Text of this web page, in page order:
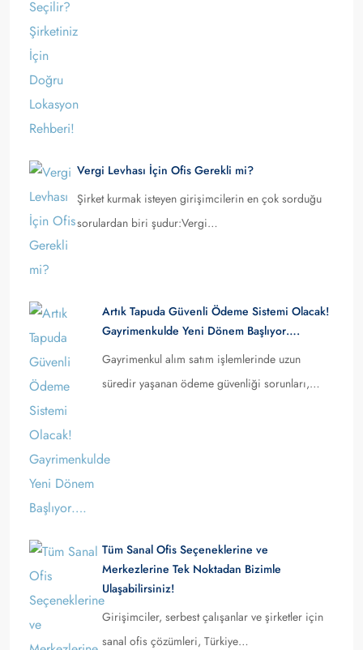
Vergi Levhası İçin Ofis Gerekli mi?
Şirket kurmak isteyen girişimcilerin en çok sorduğu
sorulardan biri şudur:Vergi…
Artık Tapuda Güvenli Ödeme Sistemi Olacak!
Gayrimenkulde Yeni Dönem Başlıyor….
Gayrimenkul alım satım işlemlerinde uzun
süredir yaşanan ödeme güvenliği sorunları,…
Tüm Sanal Ofis Seçeneklerine ve
Merkezlerine Tek Noktadan Bizimle
Ulaşabilirsiniz!
Girişimciler, serbest çalışanlar ve şirketler için
sanal ofis çözümleri, Türkiye…